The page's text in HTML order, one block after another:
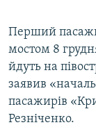
УКР
КТАТ
ДОЛУЧАЙСЯ!
Перший
мостом 8
йдуть на
заявив
пасажирів
Резніченко.